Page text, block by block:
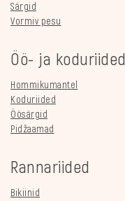
Särgid
Vormiv pesu
Öö- ja koduriided
Hommikumantel
Koduriided
Öösärgid
Pidžaamad
Rannariided
Bikiinid